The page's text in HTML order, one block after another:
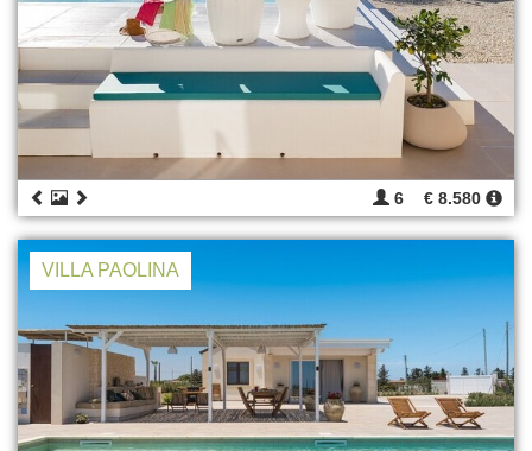
6 € 8.580
VILLA PAOLINA